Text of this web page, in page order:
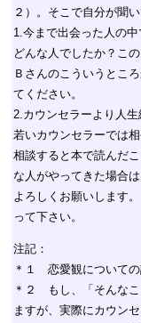
２）。そこで自分が聞
1.今まで出会った人の
どんな人でしたか？こ
Ｂさんのこういうとこ
てください。
2.カウンセラーより人生
若いカウンセラーでは
相談すると本で読んだ
な人がやってきた場合
よろしくお願いします
って下さい。
注記：
＊１ 恋愛観についての
＊２ もし、「そんな
ますが、実際にカウン